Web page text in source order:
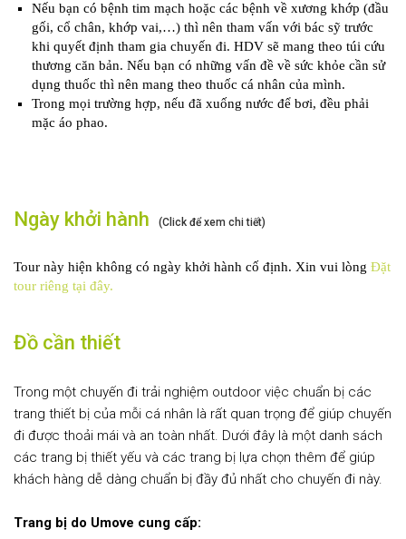
Nếu bạn có bệnh tim mạch hoặc các bệnh về xương khớp (đầu
gối, cổ chân, khớp vai,…) thì nên tham vấn với bác sỹ trước
khi quyết định tham gia chuyến đi. HDV sẽ mang theo túi cứu
thương căn bản. Nếu bạn có những vấn đề về sức khỏe cần sử
dụng thuốc thì nên mang theo thuốc cá nhân của mình.
Trong mọi trường hợp, nếu đã xuống nước để bơi, đều phải
mặc áo phao.
Ngày khởi hành (Click để xem chi tiết)
Tour này hiện không có ngày khởi hành cố định. Xin vui lòng Đặt
tour riêng tại đây.
Đồ cần thiết
Trong một chuyến đi trải nghiệm outdoor việc chuẩn bị các
trang thiết bị của mỗi cá nhân là rất quan trọng để giúp chuyến
đi được thoải mái và an toàn nhất. Dưới đây là một danh sách
các trang bị thiết yếu và các trang bị lựa chọn thêm để giúp
khách hàng dễ dàng chuẩn bị đầy đủ nhất cho chuyến đi này.
Trang bị do Umove cung cấp: